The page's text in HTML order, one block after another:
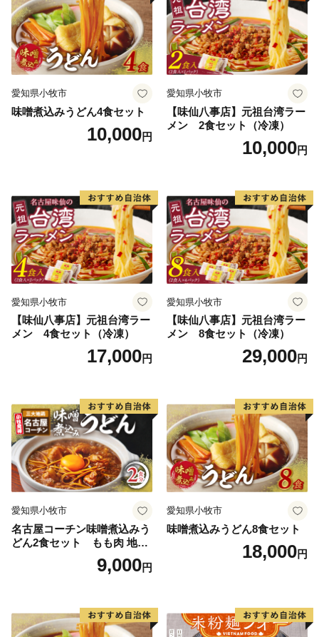
「きらりとひかる田園都市みさと～人にも企業にも選ば
れる魅力的なまち～」の実現を目指し、これまで以上に
魅力あるまちづくりを進めてまいります。
愛知県小牧市
味噌煮込みうどん4食セット
10,000円
愛知県小牧市
【味仙八事店】元祖台湾ラー
メン 2食セット（冷凍）
10,000円
愛知県小牧市
【味仙八事店】元祖台湾ラー
メン 4食セット（冷凍）
17,000円
愛知県小牧市
【味仙八事店】元祖台湾ラー
メン 8食セット（冷凍）
29,000円
愛知県小牧市
名古屋コーチン味噌煮込みう
どん2食セット もも肉 地鶏
9,000円
愛知県小牧市
味噌煮込みうどん8食セット
18,000円